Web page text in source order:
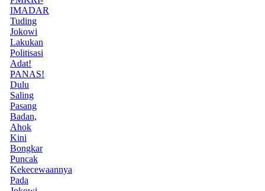
IMADAR
Tuding
Jokowi
Lakukan
Politisasi
Adat!
PANAS!
Dulu
Saling
Pasang
Badan,
Ahok
Kini
Bongkar
Puncak
Kekecewaannya
Pada